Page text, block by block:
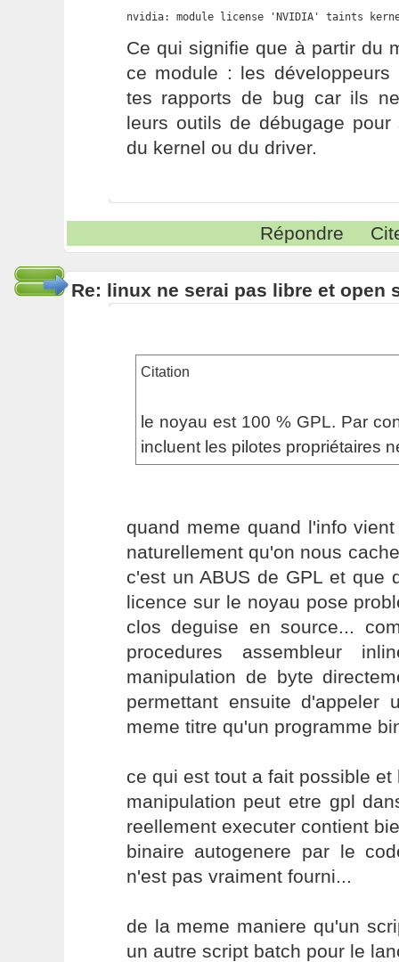
nvidia: module license 'NVIDIA' taints
Ce qui signifie que à partir du
ce module : les
tes rapports de bug car ils
leurs outils de débugage
du kernel ou du driver.
Répondre
Re: linux ne serai pas libre et open
Citation
le noyau est 100 % GPL. Par
incluent les pilotes propriétaires
quand meme quand l'info
naturellement qu'on nous
c'est un ABUS de GPL et que
licence sur le noyau pose
clos deguise en source...
procedures assembleur
manipulation de byte
permettant ensuite d'appeler
meme titre qu'un programme
ce qui est tout a fait possible
manipulation peut etre gpl
reellement executer contient
binaire autogenere par le
n'est pas vraiment fourni...
de la meme maniere qu'un
un autre script batch pour le